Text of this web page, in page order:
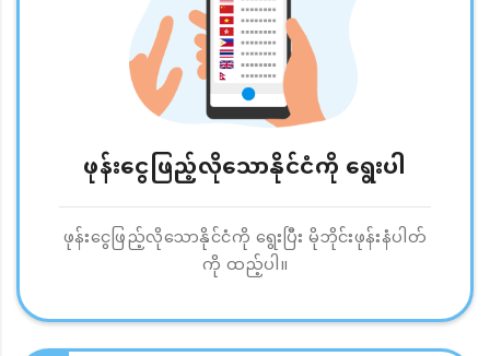
ဖုန်းငွေဖြည့်လိုသောနိုင်ငံကို ရွေးပါ
ဖုန်းငွေဖြည့်လိုသောနိုင်ငံကို ရွေးပြီး မိုဘိုင်းဖုန်းနံပါတ်
ကို ထည့်ပါ။